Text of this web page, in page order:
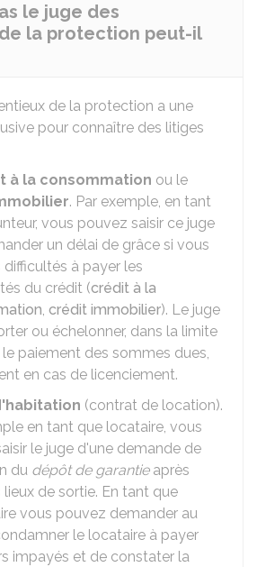
le juge des
la protection peut-il
de la protection a une
pour connaître des litiges
à la consommation ou le
. Par exemple, en tant
vous pouvez saisir ce juge
un délai de grâce si vous
difficultés à payer les
du crédit (crédit à la
, crédit immobilier). Le juge
ou échelonner, dans la limite
le paiement des sommes dues,
en cas de licenciement.
(contrat de location).
en tant que locataire, vous
le juge d'une demande de
du dépôt de garantieaprès
de sortie. En tant que
vous pouvez demander au
le locataire à payer
impayés et de constater la